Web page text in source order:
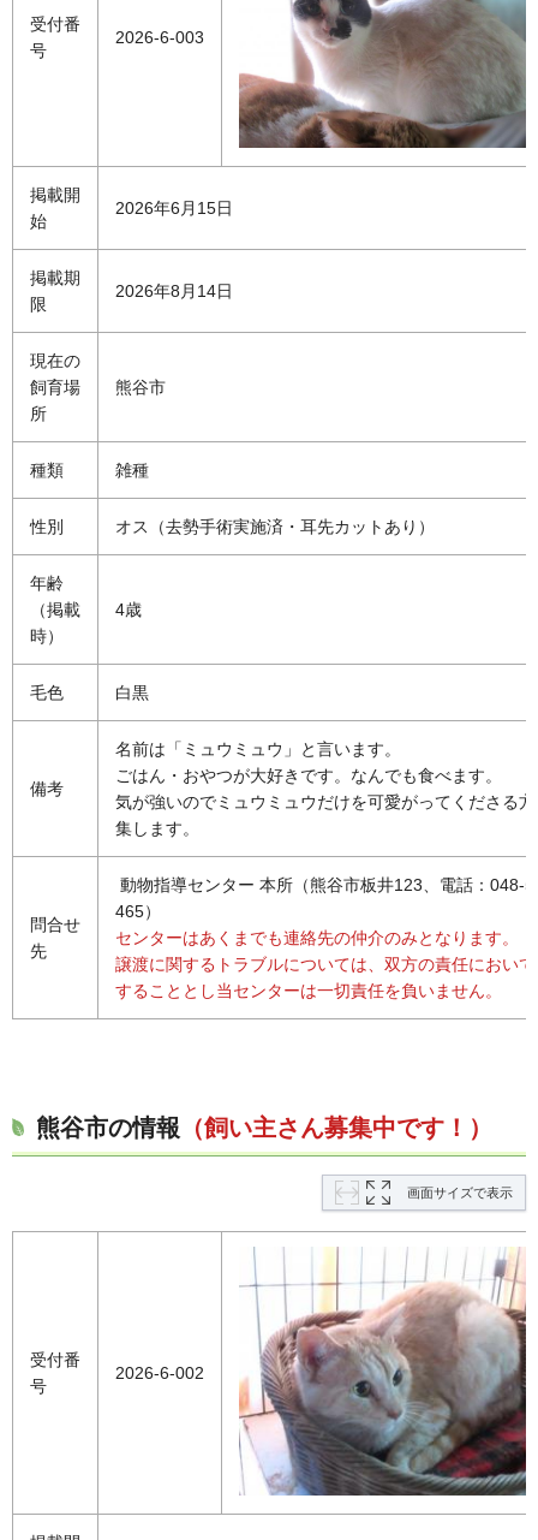
受付番
号
2026-6-003
掲載開
始
2026年6月15日
掲載期
限
2026年8月14日
現在の
飼育場
所
熊谷市
種類 雑種
性別 オス（去勢手術実施済・耳先カットあり）
年齢
（掲載
時）
4歳
毛色 白黒
備考
名前は「ミュウミュウ」と言います。
ごはん・おやつが大好きです。なんでも食べます。
気が強いのでミュウミュウだけを可愛がってくださる
集します。
問合せ
先
動物指導センター 本所（熊谷市板井123、電話：048-
465）
センターはあくまでも連絡先の仲介のみとなります。
譲渡に関するトラブルについては、双方の責任におい
することとし当センターは一切責任を負いません。
熊谷市の情報 （飼い主さん募集中です！）
画面サイズで表示
受付番
号
2026-6-002